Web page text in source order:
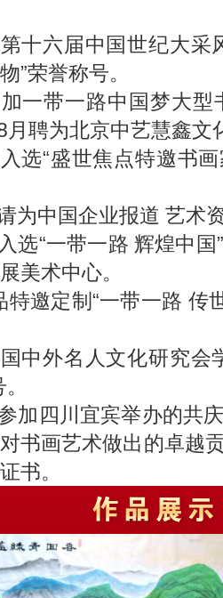
十六届中国世纪大采
”荣誉称号。
一带一路中国梦大型
聘为北京中艺慧鑫文
选“盛世焦点特邀书
为中国企业报道 艺术
选“一带一路 辉煌中
美术中心。
邀定制“一带一路 传
中外名人文化研究会
加四川宜宾举办的共
书画艺术做出的卓越
书。